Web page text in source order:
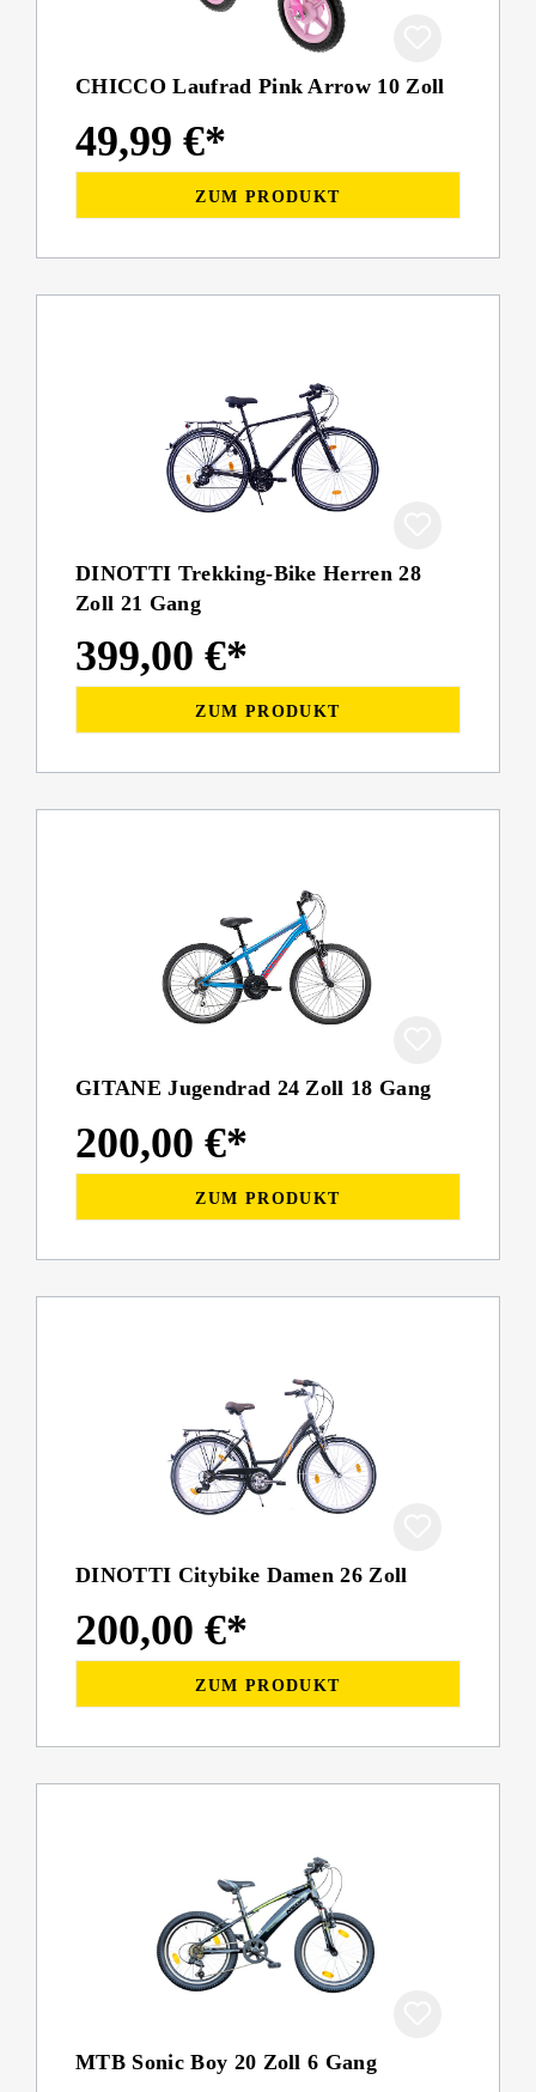
CHICCO Laufrad Pink Arrow 10 Zoll
49,99 €*
ZUM PRODUKT
DINOTTI Trekking-Bike Herren 28
Zoll 21 Gang
399,00 €*
ZUM PRODUKT
GITANE Jugendrad 24 Zoll 18 Gang
200,00 €*
ZUM PRODUKT
DINOTTI Citybike Damen 26 Zoll
200,00 €*
ZUM PRODUKT
MTB Sonic Boy 20 Zoll 6 Gang